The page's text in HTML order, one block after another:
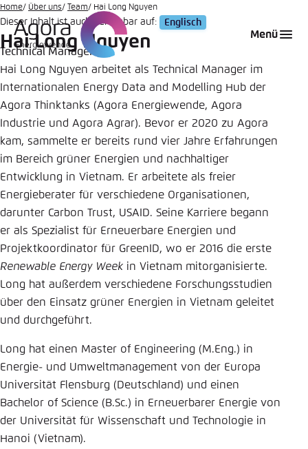
Zum
Hauptinhalt
gehen
Menü
Home Über uns Team Hai Long Nguyen
Dieser Inhalt ist auch verfügbar auf: Englisch
Hai Long Nguyen
Technical Manager
Hai Long Nguyen arbeitet als Technical Manager im
Internationalen Energy Data and Modelling Hub der
Agora Thinktanks (Agora Energiewende, Agora
Industrie und Agora Agrar). Bevor er 2020 zu Agora
kam, sammelte er bereits rund vier Jahre Erfahrungen
im Bereich grüner Energien und nachhaltiger
Entwicklung in Vietnam. Er arbeitete als freier
Energieberater für verschiedene Organisationen,
darunter Carbon Trust, USAID. Seine Karriere begann
er als Spezialist für Erneuerbare Energien und
Projektkoordinator für GreenID, wo er 2016 die erste
Renewable Energy Week in Vietnam mitorganisierte.
Long hat außerdem verschiedene Forschungsstudien
über den Einsatz grüner Energien in Vietnam geleitet
und durchgeführt.
Long hat einen Master of Engineering (M.Eng.) in
Energie- und Umweltmanagement von der Europa
Universität Flensburg (Deutschland) und einen
Bachelor of Science (B.Sc.) in Erneuerbarer Energie von
der Universität für Wissenschaft und Technologie in
Hanoi (Vietnam).
Login
Melden Sie sich an um ..., ... und ... zu verwalten.
Benutzername*
Passwort* Passwort vergessen?
Anmelden
Noch kein Benutzerkonto?
Abbrechen
Sprache auswählen
Englisch
Deutsch
Agora Think Tanks
Erscheinungsbild der Webseite
Diese Webseite passt ihr Farbschema basierend
auf Ihren Einstellungen an. Wählen Sie aus,
welches Farbschema Sie für diese Webseite
verwenden möchten.
Close
Hell
Dunkel
Automatisch
Einstellung für diese Webseite im Browser
speichern
Übernehmen